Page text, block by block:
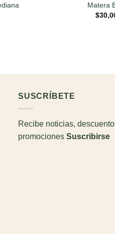
Matera
$
SUSCRÍBETE
Recibe noticias,
promociones Suscribirse